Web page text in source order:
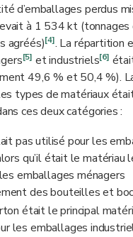
d’emballages perdus
à 1 534 kt (tonnages
agréés)[4]. La répartition
[5] et industriels[6]
49,6 % et 50,4 %).
types de matériaux
ces deux catégories :
pas utilisé pour les
qu’il était le matériau
emballages ménagers
des bouteilles et
était le principal
les emballages